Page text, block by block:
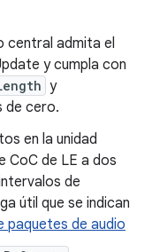
central admita el
y cumpla con
y
de cero.
en la unidad
CoC de LE a dos
de
útil que se indican
paquetes de audio